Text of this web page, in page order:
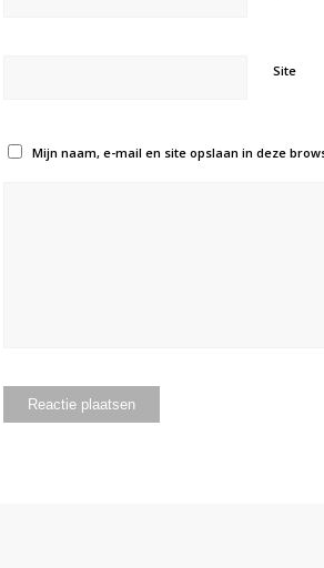
Site
Mijn naam, e-mail en site opslaan in deze